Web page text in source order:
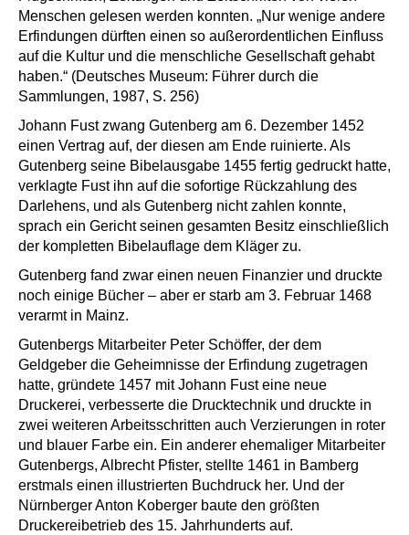
Menschen gelesen werden konnten. „Nur wenige andere
Erfindungen dürften einen so außerordentlichen Einfluss
auf die Kultur und die menschliche Gesellschaft gehabt
haben.“ (Deutsches Museum: Führer durch die
Sammlungen, 1987, S. 256)
Johann Fust zwang Gutenberg am 6. Dezember 1452
einen Vertrag auf, der diesen am Ende ruinierte. Als
Gutenberg seine Bibelausgabe 1455 fertig gedruckt hatte,
verklagte Fust ihn auf die sofortige Rückzahlung des
Darlehens, und als Gutenberg nicht zahlen konnte,
sprach ein Gericht seinen gesamten Besitz einschließlich
der kompletten Bibelauflage dem Kläger zu.
Gutenberg fand zwar einen neuen Finanzier und druckte
noch einige Bücher – aber er starb am 3. Februar 1468
verarmt in Mainz.
Gutenbergs Mitarbeiter Peter Schöffer, der dem
Geldgeber die Geheimnisse der Erfindung zugetragen
hatte, gründete 1457 mit Johann Fust eine neue
Druckerei, verbesserte die Drucktechnik und druckte in
zwei weiteren Arbeitsschritten auch Verzierungen in roter
und blauer Farbe ein. Ein anderer ehemaliger Mitarbeiter
Gutenbergs, Albrecht Pfister, stellte 1461 in Bamberg
erstmals einen illustrierten Buchdruck her. Und der
Nürnberger Anton Koberger baute den größten
Druckereibetrieb des 15. Jahrhunderts auf.